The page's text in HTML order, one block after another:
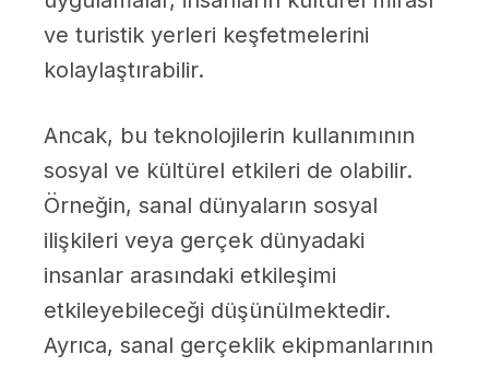
ve turistik yerleri keşfetmelerini
kolaylaştırabilir.
Ancak, bu teknolojilerin kullanımının
sosyal ve kültürel etkileri de olabilir.
Örneğin, sanal dünyaların sosyal
ilişkileri veya gerçek dünyadaki
insanlar arasındaki etkileşimi
etkileyebileceği düşünülmektedir.
Ayrıca, sanal gerçeklik ekipmanlarının